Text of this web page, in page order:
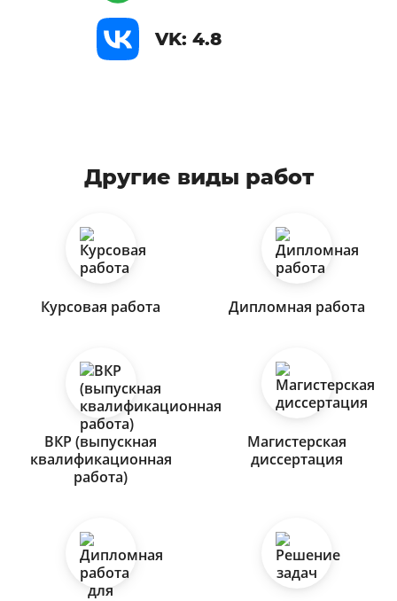
VK: 4.8
Другие виды работ
Курсовая работа Дипломная работа
ВКР (выпускная
квалификационная
работа)
Магистерская
диссертация